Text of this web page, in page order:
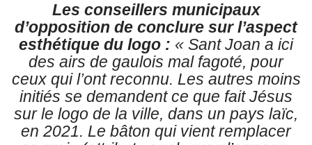
Les conseillers municipaux
d’opposition de conclure sur l’aspect
esthétique du logo : « Sant Joan a ici
des airs de gaulois mal fagoté, pour
ceux qui l’ont reconnu. Les autres moins
initiés se demandent ce que fait Jésus
sur le logo de la ville, dans un pays laïc,
en 2021. Le bâton qui vient remplacer